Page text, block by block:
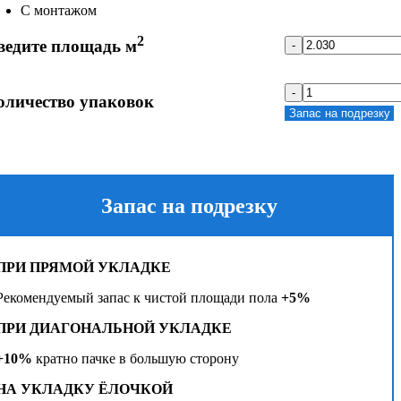
С монтажом
площадь м2 -
упаковок
-
Запас на подрезку
Запас на подрезку
ПРЯМОЙ УКЛАДКЕ
запас к чистой площади пола+5%
ДИАГОНАЛЬНОЙ УКЛАДКЕ
кратно пачке в большую сторону
УКЛАДКУ ЁЛОЧКОЙ